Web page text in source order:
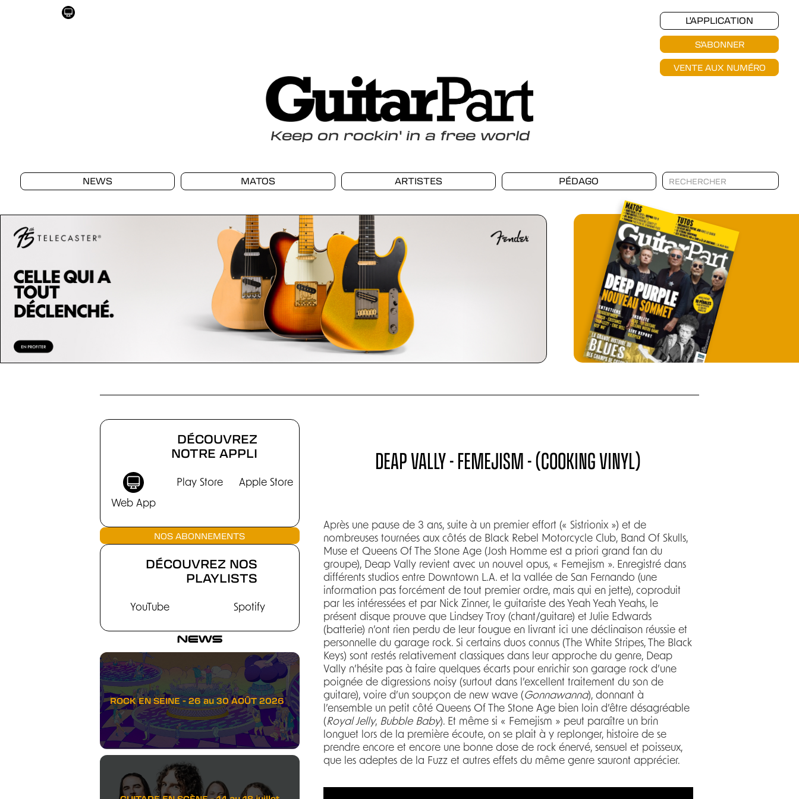
L'APPLICATION
S'ABONNER
VENTE AUX NUMÉRO
Keepon rockin' in a free world
NEWS MATOS ARTISTES PÉDAGO
CHRONIQUES
DÉCOUVREZ
NOTRE APPLI
Web App
Play Store Apple Store
NOS ABONNEMENTS
DÉCOUVREZ NOS
PLAYLISTS
YouTube Spotify
NEWS
ROCK EN SEINE - 26 au 30 AOÛT 2026
DEAP VALLY - FEMEJISM - (COOKING VINYL)
Après une pause de 3 ans, suite à un premier effort (« Sistrionix ») et de
nombreuses tournées aux côtés de Black Rebel Motorcycle Club, Band Of Skulls,
Muse et Queens Of The Stone Age (Josh Homme est a priori grand fan du
groupe), Deap Vally revient avec un nouvel opus, « Femejism ». Enregistré dans
différents studios entre Downtown L.A. et la vallée de San Fernando (une
information pas forcément de tout premier ordre, mais qui en jette), coproduit
par les intéressées et par Nick Zinner, le guitariste des Yeah Yeah Yeahs, le
présent disque prouve que Lindsey Troy (chant/guitare) et Julie Edwards
(batterie) n’ont rien perdu de leur fougue en livrant ici une déclinaison réussie et
personnelle du garage rock. Si certains duos connus (The White Stripes, The Black
Keys) sont restés relativement classiques dans leur approche du genre, Deap
Vally n’hésite pas à faire quelques écarts pour enrichir son garage rock d’une
poignée de digressions noisy (surtout dans l’excellent traitement du son de
guitare), voire d’un soupçon de new wave (Gonnawanna), donnant à
l’ensemble un petit côté Queens Of The Stone Age bien loin d’être désagréable
(Royal Jelly, Bubble Baby). Et même si « Femejism » peut paraître un brin
longuet lors de la première écoute, on se plait à y replonger, histoire de se
prendre encore et encore une bonne dose de rock énervé, sensuel et poisseux,
que les adeptes de la Fuzz et autres effets du même genre sauront apprécier.